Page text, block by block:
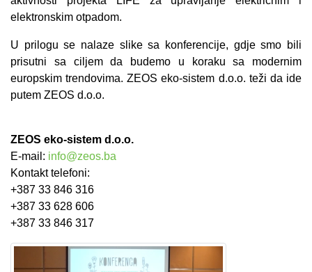
elektronskim otpadom.
U prilogu se nalaze slike sa konferencije, gdje smo bili
prisutni sa ciljem da budemo u koraku sa modernim
europskim trendovima. ZEOS eko-sistem d.o.o. teži da ide
putem ZEOS d.o.o.
ZEOS eko-sistem d.o.o.
E-mail: info@zeos.ba
Kontakt telefoni:
+387 33 846 316
+387 33 628 606
+387 33 846 317